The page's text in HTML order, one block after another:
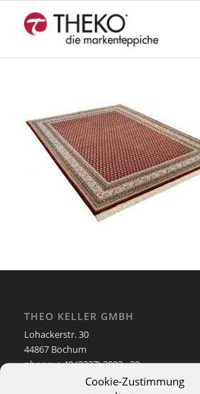
Cookie-Zustimmung
THEO KELLER GMBH
Lohackerstr. 30
44867 Bochum
phone: + 49 (2327) 3083 - 20
info@theko-collection.com